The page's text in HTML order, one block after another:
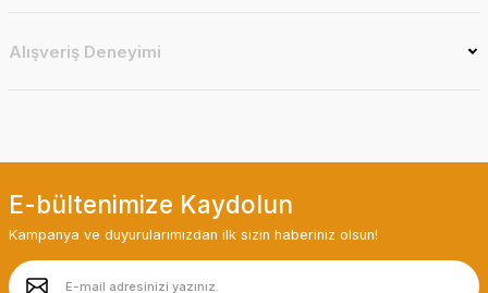
Alışveriş Deneyimi
E-bültenimize Kaydolun
Kampanya ve duyurularımızdan ilk sizin haberiniz olsun!